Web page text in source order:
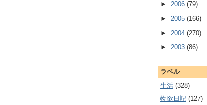
► 2006 (79)
► 2005 (166)
► 2004 (270)
► 2003 (86)
ラベル
生活 (328)
物欲日記 (127)